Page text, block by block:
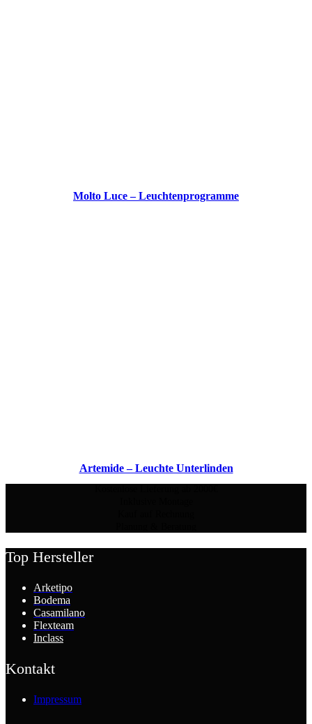
Molto Luce – Leuchtenprogramme
Artemide – Leuchte Unterlinden
Top Hersteller
Arketipo
Bodema
Casamilano
Flexteam
Inclass
Kontakt
Impressum